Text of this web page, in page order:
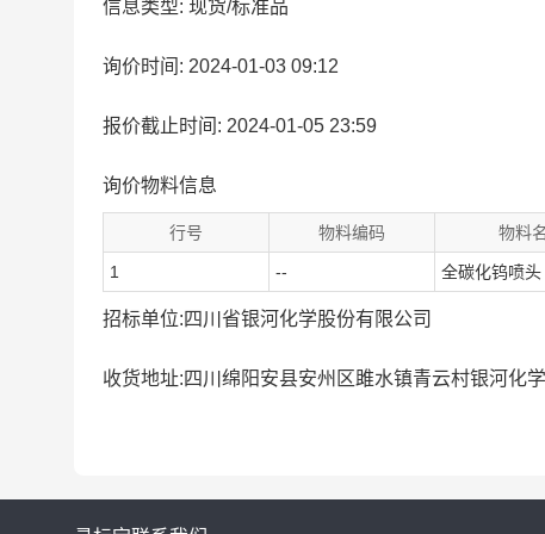
信息类型: 现货/标准品
询价时间: 2024-01-03 09:12
报价截止时间: 2024-01-05 23:59
询价物料信息
行号 物料编码 物料
1 -- 全碳化钨喷头
招标单位:四川省银河化学股份有限公司
收货地址:四川绵阳安县安州区雎水镇青云村银河化学